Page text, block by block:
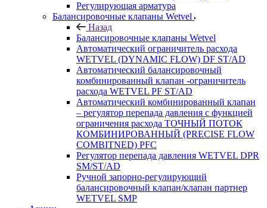
Регулирующая арматура
Балансировочные клапаны Wetvel
Назад
Балансировочные клапаны Wetvel
Автоматический ограничитель расхода
WETVEL (DYNAMIC FLOW) DF ST/AD
Автоматический балансировочный
комбинированный клапан -ограничитель
расхода WETVEL PF ST/AD
Автоматический комбинированный клапан
– регулятор перепада давления с функцией
ограничения расхода ТОЧНЫЙ ПОТОК
КОМБИНИРОВАННЫЙ (PRECISE FLOW
COMBIТNED) PFC
Регулятор перепада давления WETVEL DPR
SM/ST/AD
Ручной запорно-регулирующий
балансировочный клапан/клапан партнер
WETVEL SMP